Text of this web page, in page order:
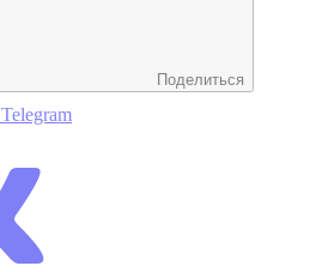
Поделиться
Telegram